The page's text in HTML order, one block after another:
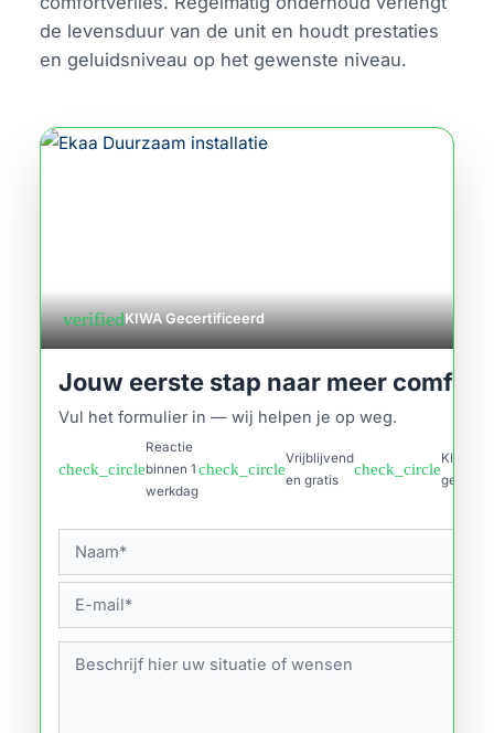
de levensduur van de unit en houdt prestaties
en geluidsniveau op het gewenste niveau.
verifiedKIWA Gecertificeerd
Jouw eerste stap naar meer comfort
Vul het formulier in — wij helpen je op weg.
check_circle
Reactie
binnen 1
werkdag
check_circle
Vrijblijvend
en gratis
check_circle
KIWA